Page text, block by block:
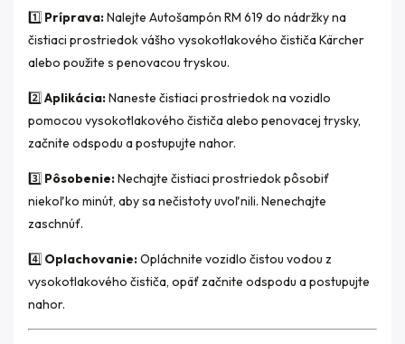
1️⃣ Príprava:Nalejte Autošampón RM 619 do nádržky na
čistiaci prostriedok vášho vysokotlakového čističa Kärcher
alebo použite s penovacou tryskou.
2️⃣ Aplikácia:Naneste čistiaci prostriedok na vozidlo
pomocou vysokotlakového čističa alebo penovacej trysky,
začnite odspodu a postupujte nahor.
3️⃣ Pôsobenie:Nechajte čistiaci prostriedok pôsobiť
niekoľko minút, aby sa nečistoty uvoľnili. Nenechajte
zaschnúť.
4️⃣ Oplachovanie:Opláchnite vozidlo čistou vodou z
vysokotlakového čističa, opäť začnite odspodu a postupujte
nahor.